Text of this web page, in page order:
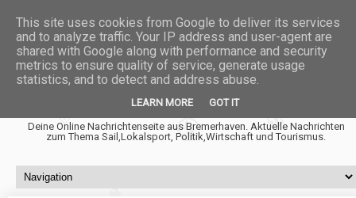
Fischtown News
Deine Online Nachrichtenseite aus Bremerhaven. Aktuelle Nachrichten
zum Thema Sail,Lokalsport, Politik,Wirtschaft und Tourismus.
This site uses cookies from Google to deliver its services
and to analyze traffic. Your IP address and user-agent are
shared with Google along with performance and security
metrics to ensure quality of service, generate usage
statistics, and to detect and address abuse.
LEARN MORE GOT IT